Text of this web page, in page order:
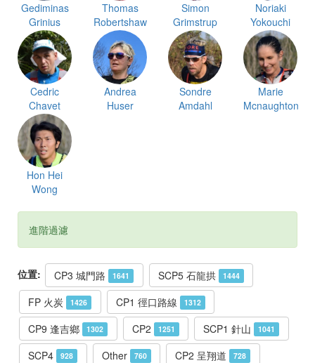
Gediminas
Grinius
Thomas
Robertshaw
Simon
Grimstrup
Noriaki
Yokouchi
Cedric
Chavet
Andrea
Huser
Sondre
Amdahl
Marie
Mcnaughton
Hon Hei
Wong
進階過濾
位置: CP3 城門路 1641 SCP5 石龍拱 1444
FP 火炭 1426 CP1 徑口路線 1312
CP9 逢吉鄉 1302 CP2 1251 SCP1 針山 1041
SCP4 928 Other 760 CP2 呈翔道 728